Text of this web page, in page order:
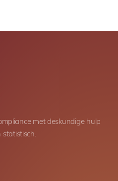
met deskundige hulp